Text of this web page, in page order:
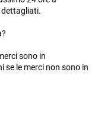
dettagliati.
sono in
se le merci non sono in